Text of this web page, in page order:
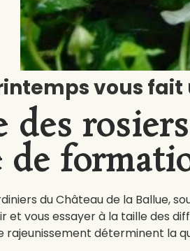
vous
des
de
du Château de la Ballue,
vous essayer à la taille des
rajeunissement déterminent la